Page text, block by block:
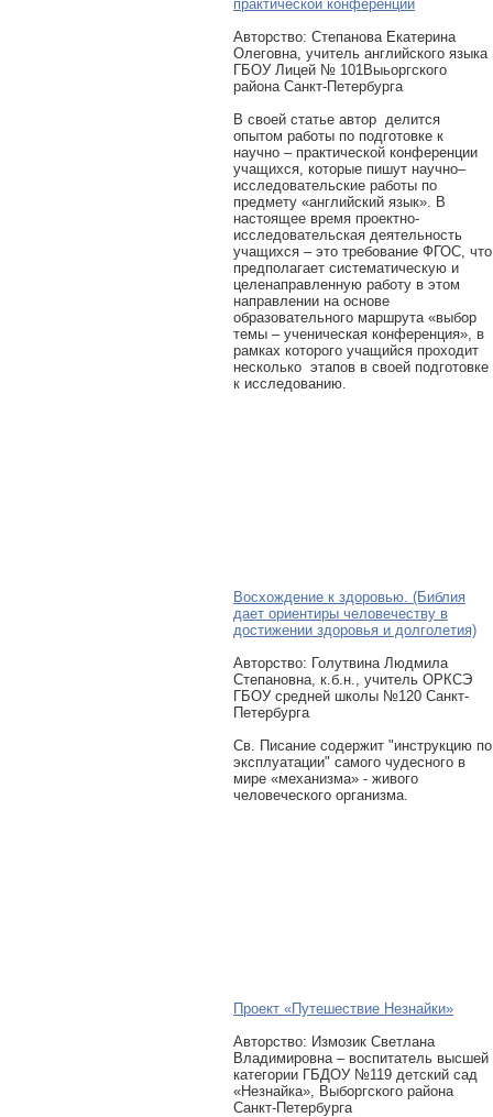
практической конференции
Авторcтво: Степанова Екатерина
Олеговна, учитель английского языка
ГБОУ Лицей № 101Выьоргского
района Санкт-Петербурга
В своей статье автор делится
опытом работы по подготовке к
научно – практической конференции
учащихся, которые пишут научно–
исследовательские работы по
предмету «английский язык». В
настоящее время проектно-
исследовательская деятельность
учащихся – это требование ФГОС, что
предполагает систематическую и
целенаправленную работу в этом
направлении на основе
образовательного маршрута «выбор
темы – ученическая конференция», в
рамках которого учащийся проходит
несколько этапов в своей подготовке
к исследованию.
Восхождение к здоровью. (Библия
дает ориентиры человечеству в
достижении здоровья и долголетия)
Авторcтво: Голутвина Людмила
Степановна, к.б.н., учитель ОРКСЭ
ГБОУ средней школы №120 Санкт-
Петербурга
Св. Писание содержит "инструкцию по
эксплуатации" самого чудесного в
мире «механизма» - живого
человеческого организма.
Проект «Путешествие Незнайки»
Авторcтво: Измозик Светлана
Владимировна – воспитатель высшей
категории ГБДОУ №119 детский сад
«Незнайка», Выборгского района
Санкт-Петербурга